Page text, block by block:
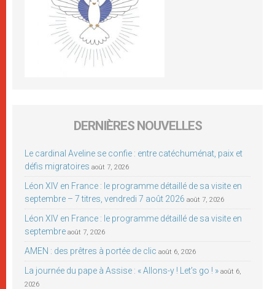
DERNIÈRES NOUVELLES
Le cardinal Aveline se confie : entre catéchuménat, paix et
défis migratoires août 7, 2026
Léon XIV en France : le programme détaillé de sa visite en
septembre – 7 titres, vendredi 7 août 2026 août 7, 2026
Léon XIV en France : le programme détaillé de sa visite en
septembre août 7, 2026
AMEN : des prêtres à portée de clic août 6, 2026
La journée du pape à Assise : « Allons-y ! Let’s go ! » août 6,
2026